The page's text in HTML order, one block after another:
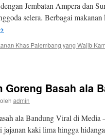
Jembatan Ampera dan
selera. Berbagai
Khas Palembang yang Wajib
Goreng Basah ala
oleh admin
ala Bandung Viral di Media
jajanan kaki lima hingga